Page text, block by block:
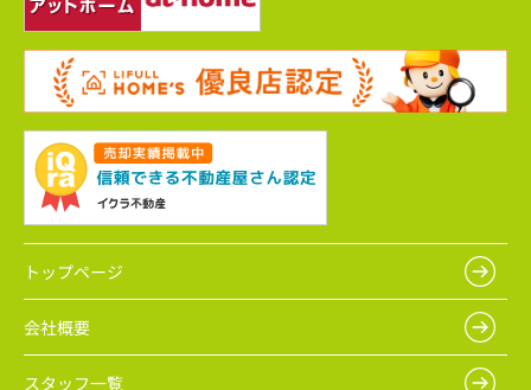
トップページ
会社概要
スタッフ一覧